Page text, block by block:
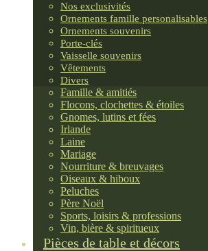
Nos exclusivités
Ornements famille personalisables
Ornements souvenirs
Porte-clés
Vaisselle souvenirs
Vêtements
Divers
Famille & amitiés
Flocons, clochettes & étoiles
Gnomes, lutins et fées
Irlande
Laine
Mariage
Nourriture & breuvages
Oiseaux & hiboux
Peluches
Père Noël
Sports, loisirs & professions
Vin, bière & spiritueux
Pièces de table et décors